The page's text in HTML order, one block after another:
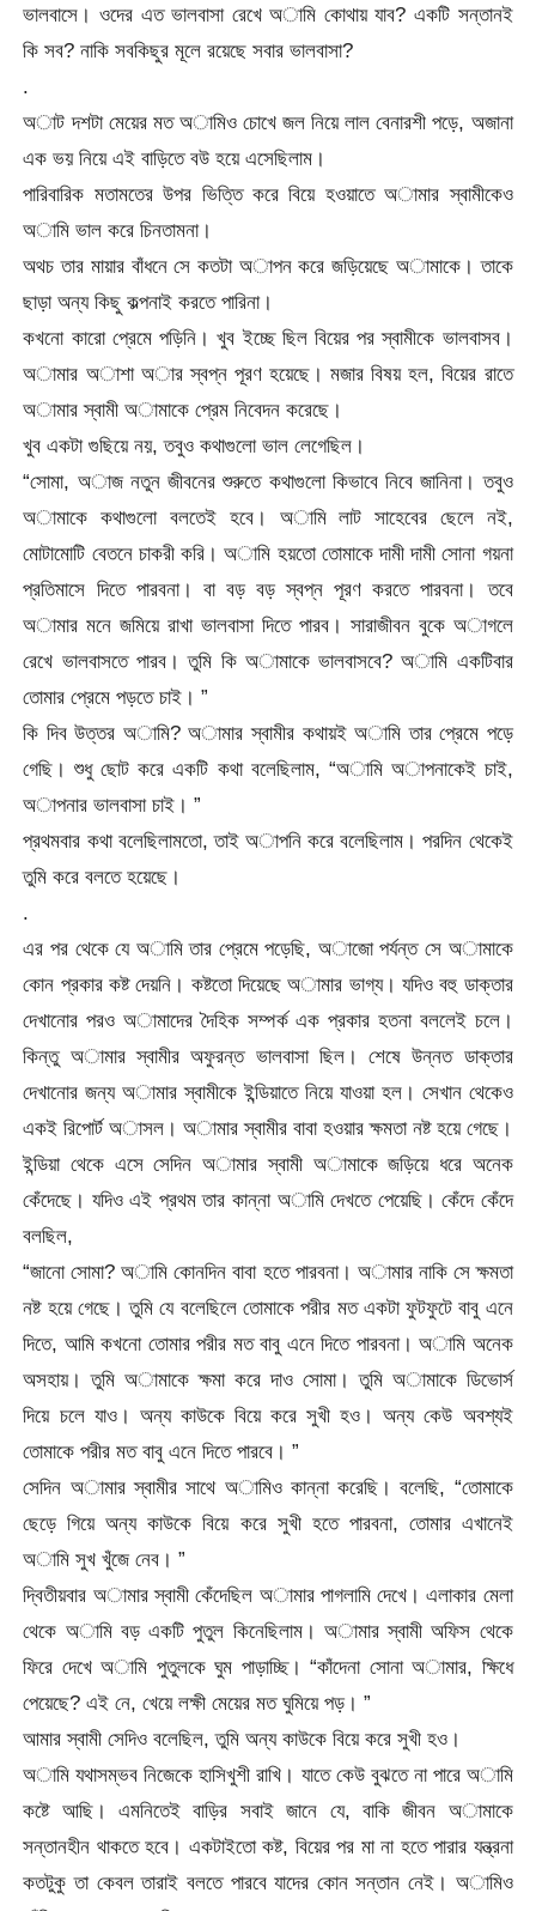
ভালবাসে। ওদের এত ভালবাসা রেখে অামি কোথায় যাব? একটি সন্তানই
কি সব? নাকি সবকিছুর মূলে রয়েছে সবার ভালবাসা?
.
অাট দশটা মেয়ের মত অামিও চোখে জল নিয়ে লাল বেনারশী পড়ে, অজানা
এক ভয় নিয়ে এই বাড়িতে বউ হয়ে এসেছিলাম।
পারিবারিক মতামতের উপর ভিত্তি করে বিয়ে হওয়াতে অামার স্বামীকেও
অামি ভাল করে চিনতামনা।
অথচ তার মায়ার বাঁধনে সে কতটা অাপন করে জড়িয়েছে অামাকে। তাকে
ছাড়া অন্য কিছু কল্পনাই করতে পারিনা।
কখনো কারো প্রেমে পড়িনি। খুব ইচ্ছে ছিল বিয়ের পর স্বামীকে ভালবাসব।
অামার অাশা অার স্বপ্ন পূরণ হয়েছে। মজার বিষয় হল, বিয়ের রাতে
অামার স্বামী অামাকে প্রেম নিবেদন করেছে।
খুব একটা গুছিয়ে নয়, তবুও কথাগুলো ভাল লেগেছিল।
“সোমা, অাজ নতুন জীবনের শুরুতে কথাগুলো কিভাবে নিবে জানিনা। তবুও
অামাকে কথাগুলো বলতেই হবে। অামি লাট সাহেবের ছেলে নই,
মোটামোটি বেতনে চাকরী করি। অামি হয়তো তোমাকে দামী দামী সোনা গয়না
প্রতিমাসে দিতে পারবনা। বা বড় বড় স্বপ্ন পূরণ করতে পারবনা। তবে
অামার মনে জমিয়ে রাখা ভালবাসা দিতে পারব। সারাজীবন বুকে অাগলে
রেখে ভালবাসতে পারব। তুমি কি অামাকে ভালবাসবে? অামি একটিবার
তোমার প্রেমে পড়তে চাই। ”
কি দিব উত্তর অামি? অামার স্বামীর কথায়ই অামি তার প্রেমে পড়ে
গেছি। শুধু ছোট করে একটি কথা বলেছিলাম, “অামি অাপনাকেই চাই,
অাপনার ভালবাসা চাই। ”
প্রথমবার কথা বলেছিলামতো, তাই অাপনি করে বলেছিলাম। পরদিন থেকেই
তুমি করে বলতে হয়েছে।
.
এর পর থেকে যে অামি তার প্রেমে পড়েছি, অাজো পর্যন্ত সে অামাকে
কোন প্রকার কষ্ট দেয়নি। কষ্টতো দিয়েছে অামার ভাগ্য। যদিও বহু ডাক্তার
দেখানোর পরও অামাদের দৈহিক সম্পর্ক এক প্রকার হতনা বললেই চলে।
কিন্তু অামার স্বামীর অফুরন্ত ভালবাসা ছিল। শেষে উন্নত ডাক্তার
দেখানোর জন্য অামার স্বামীকে ইন্ডিয়াতে নিয়ে যাওয়া হল। সেখান থেকেও
একই রিপোর্ট অাসল। অামার স্বামীর বাবা হওয়ার ক্ষমতা নষ্ট হয়ে গেছে।
ইন্ডিয়া থেকে এসে সেদিন অামার স্বামী অামাকে জড়িয়ে ধরে অনেক
কেঁদেছে। যদিও এই প্রথম তার কান্না অামি দেখতে পেয়েছি। কেঁদে কেঁদে
বলছিল,
“জানো সোমা? অামি কোনদিন বাবা হতে পারবনা। অামার নাকি সে ক্ষমতা
নষ্ট হয়ে গেছে। তুমি যে বলেছিলে তোমাকে পরীর মত একটা ফুটফুটে বাবু এনে
দিতে, আমি কখনো তোমার পরীর মত বাবু এনে দিতে পারবনা। অামি অনেক
অসহায়। তুমি অামাকে ক্ষমা করে দাও সোমা। তুমি অামাকে ডিভোর্স
দিয়ে চলে যাও। অন্য কাউকে বিয়ে করে সুখী হও। অন্য কেউ অবশ্যই
তোমাকে পরীর মত বাবু এনে দিতে পারবে। ”
সেদিন অামার স্বামীর সাথে অামিও কান্না করেছি। বলেছি, “তোমাকে
ছেড়ে গিয়ে অন্য কাউকে বিয়ে করে সুখী হতে পারবনা, তোমার এখানেই
অামি সুখ খুঁজে নেব। ”
দ্বিতীয়বার অামার স্বামী কেঁদেছিল অামার পাগলামি দেখে। এলাকার মেলা
থেকে অামি বড় একটি পুতুল কিনেছিলাম। অামার স্বামী অফিস থেকে
ফিরে দেখে অামি পুতুলকে ঘুম পাড়াচ্ছি। “কাঁদেনা সোনা অামার, ক্ষিধে
পেয়েছে? এই নে, খেয়ে লক্ষী মেয়ের মত ঘুমিয়ে পড়। ”
আমার স্বামী সেদিও বলেছিল, তুমি অন্য কাউকে বিয়ে করে সুখী হও।
অামি যথাসম্ভব নিজেকে হাসিখুশী রাখি। যাতে কেউ বুঝতে না পারে অামি
কষ্টে আছি। এমনিতেই বাড়ির সবাই জানে যে, বাকি জীবন অামাকে
সন্তানহীন থাকতে হবে। একটাইতো কষ্ট, বিয়ের পর মা না হতে পারার যন্ত্রনা
কতটুকু তা কেবল তারাই বলতে পারবে যাদের কোন সন্তান নেই। অামিও